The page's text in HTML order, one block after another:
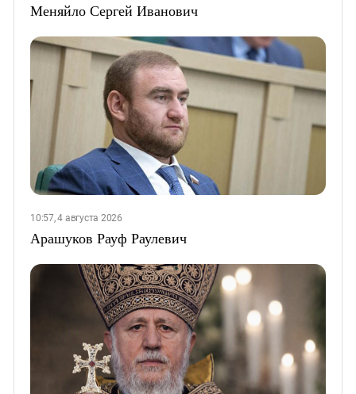
Меняйло Сергей Иванович
10:57, 4 августа 2026
Арашуков Рауф Раулевич